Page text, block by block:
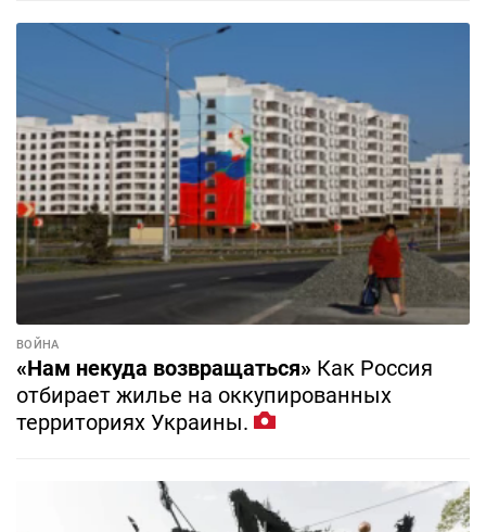
ВОЙНА
«Нам некуда возвращаться» Как Россия
отбирает жилье на оккупированных
территориях Украины.